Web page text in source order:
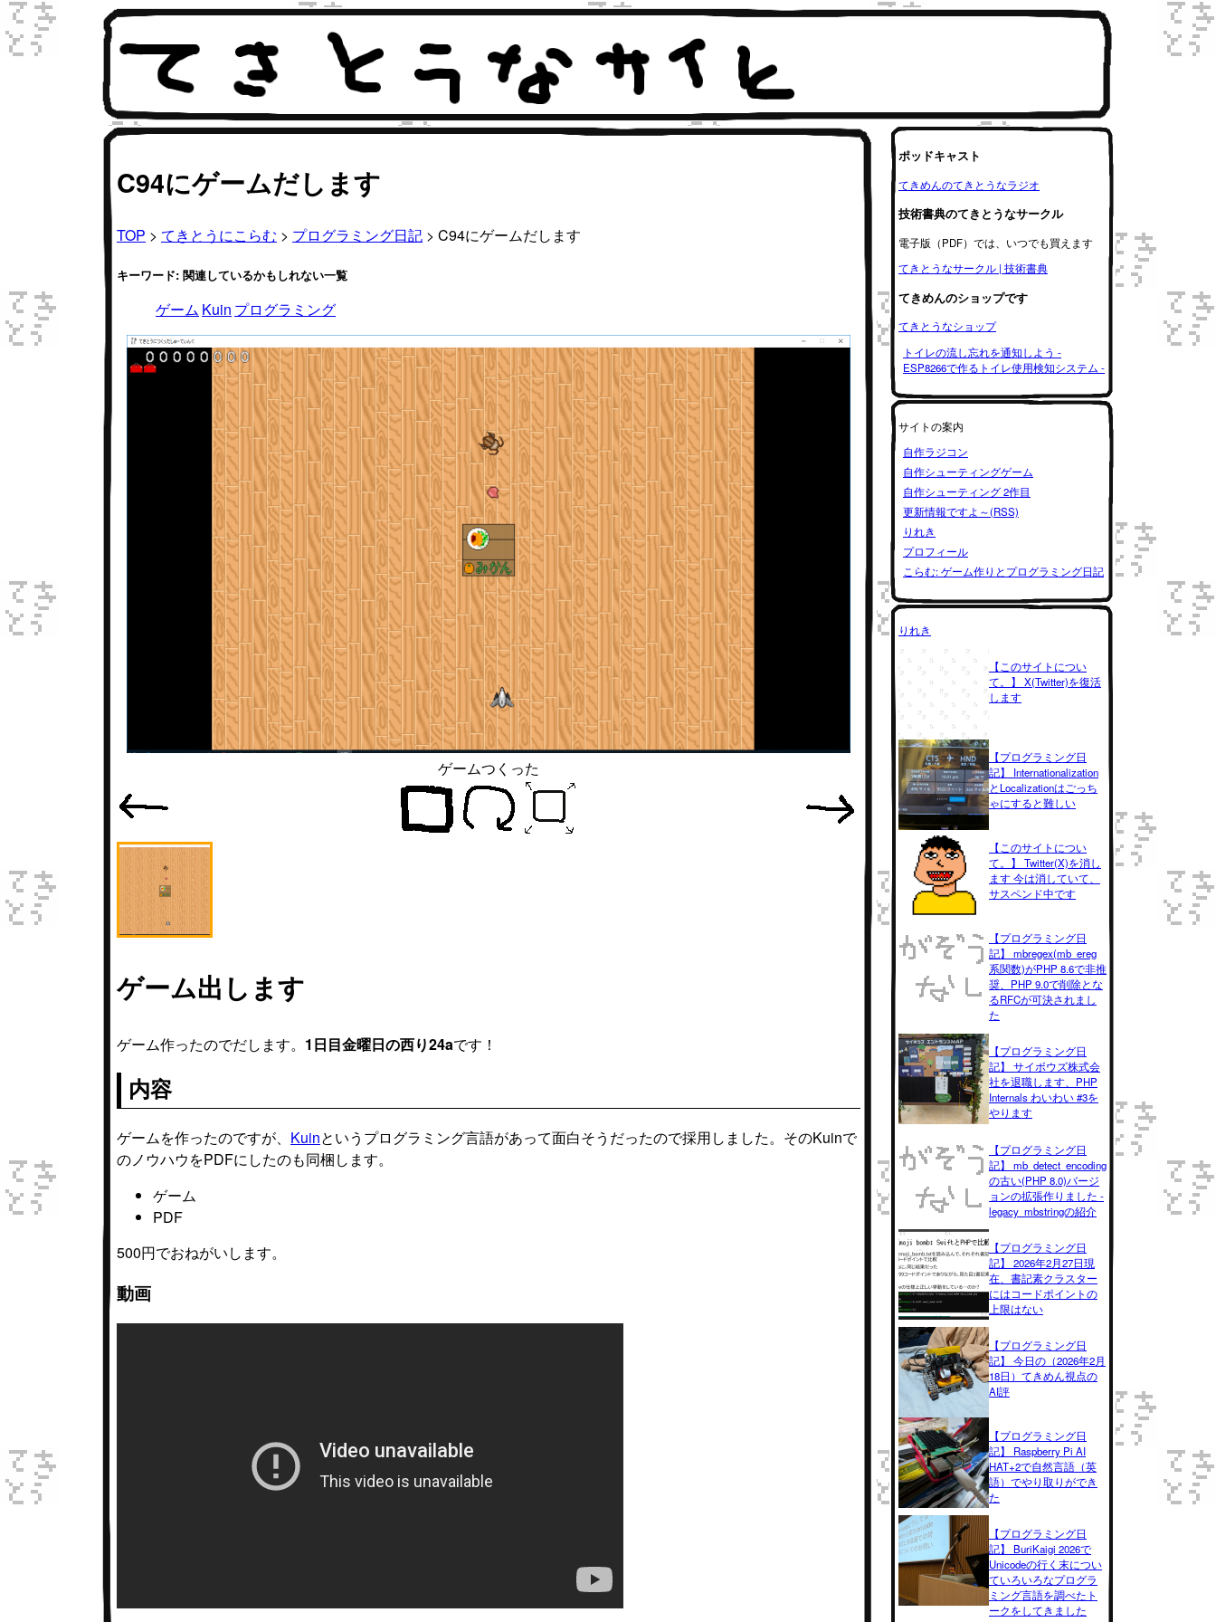
C94にゲームだします
TOP > てきとうにこらむ > プログラミング日記 > C94にゲームだします
キーワード: 関連しているかもしれない一覧
ゲーム Kuin プログラミング
ゲームつくった
ゲーム出します
ゲーム作ったのでだします。 1日目金曜日の西り24aです！
内容
ゲームを作ったのですが、 Kuinというプログラミング言語があって面白そうだったので採用しました。そのKuinで
のノウハウをPDFにしたのも同梱します。
ゲーム
PDF
500円でおねがいします。
動画
ポッドキャスト
てきめんのてきとうなラジオ
技術書典のてきとうなサークル
電子版（PDF）では、いつでも買えます
てきとうなサークル | 技術書典
てきめんのショップです
てきとうなショップ
トイレの流し忘れを通知しよう -
ESP8266で作るトイレ使用検知システム -
サイトの案内
自作ラジコン
自作シューティングゲーム
自作シューティング 2作目
更新情報ですよ～(RSS)
りれき
プロフィール
こらむ: ゲーム作りとプログラミング日記
りれき
【このサイトについ
て。】 X(Twitter)を復活
します
【プログラミング日
記】 Internationalization
とLocalizationはごっち
ゃにすると難しい
【このサイトについ
て。】 Twitter(X)を消し
ます 今は消していて、
サスペンド中です
【プログラミング日
記】 mbregex(mb_ereg
系関数)がPHP 8.6で非推
奨、PHP 9.0で削除とな
るRFCが可決されまし
た
【プログラミング日
記】 サイボウズ株式会
社を退職します、PHP
Internals わいわい #3を
やります
【プログラミング日
記】 mb_detect_encoding
の古い(PHP 8.0)バージ
ョンの拡張作りました -
legacy_mbstringの紹介
【プログラミング日
記】 2026年2月27日現
在、書記素クラスター
にはコードポイントの
上限はない
【プログラミング日
記】 今日の（2026年2月
18日）てきめん視点の
AI評
【プログラミング日
記】 Raspberry Pi AI
HAT+2で自然言語（英
語）でやり取りができ
た
【プログラミング日
記】 BuriKaigi 2026で
Unicodeの行く末につい
ていろいろなプログラ
ミング言語を調べたト
ークをしてきました